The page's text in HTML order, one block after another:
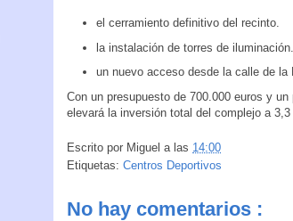
el cerramiento definitivo del recinto.
la instalación de torres de iluminación.
un nuevo acceso desde la calle de la
Con un presupuesto de 700.000 euros y
elevará la inversión total del complejo a
Escrito por Miguel a las 14:00
Etiquetas: Centros Deportivos
No hay comentarios :